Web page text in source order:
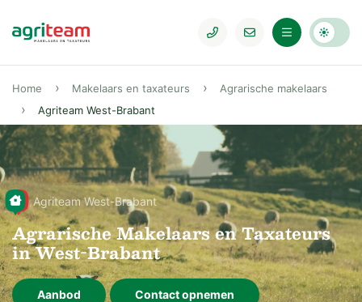
Home Makelaars en taxateurs
Agrarische makelaars
Agriteam West-Brabant
Agriteam West-Brabant
Agrarische Makelaars en Taxateurs
in West-Brabant
Aanbod Contact opnemen